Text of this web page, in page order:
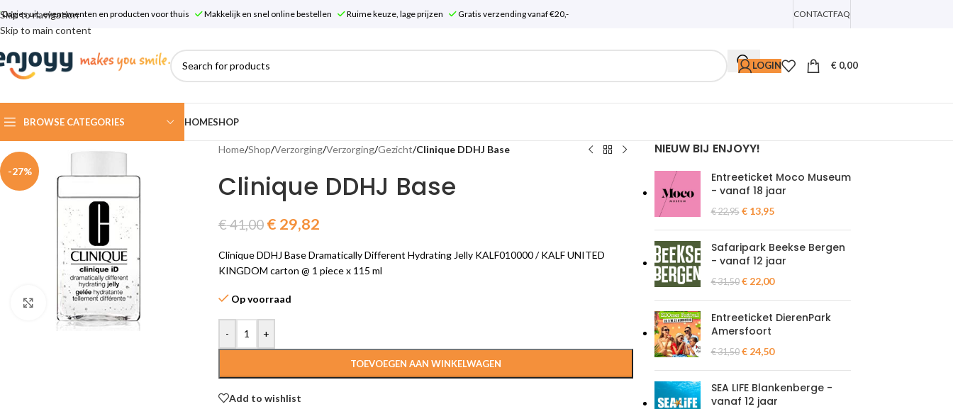
Skip to navigation
Skip to main content
Dagjes uit, evenementen en producten voor thuis Makkelijk en snel online bestellen Ruime keuze, lage prijzen Gratis verzending vanaf €20,- CONTACTFAQ
LOGIN € 0,00
BROWSE CATEGORIES HOMESHOP
-27%
Click to enlarge
Home/Shop/Verzorging/Verzorging/Gezicht/Clinique DDHJ Base
Clinique DDHJ Base
€41,00 € 29,82
Clinique DDHJ Base Dramatically Different Hydrating Jelly KALF010000 / KALF UNITED
KINGDOM carton @ 1 piece x 115 ml
Op voorraad
- +
TOEVOEGEN AAN WINKELWAGEN
Add to wishlist
NIEUW BIJ ENJOYY!
Entreeticket Moco Museum
- vanaf 18 jaar
€22,95 €13,95
Safaripark Beekse Bergen
- vanaf 12 jaar
€31,50 €22,00
Entreeticket DierenPark
Amersfoort
€31,50 €24,50
SEA LIFE Blankenberge -
vanaf 12 jaar